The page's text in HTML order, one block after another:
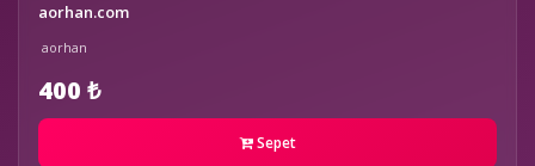
aorhan.com
aorhan
400 ₺
Sepet